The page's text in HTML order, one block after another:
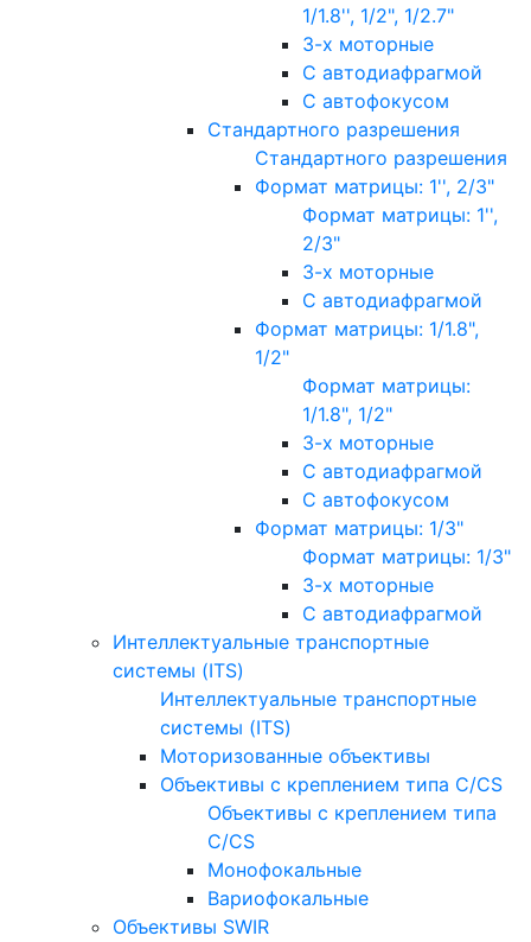
1/1.8'', 1/2", 1/2.7"
3-х моторные
С автодиафрагмой
С автофокусом
Стандартного разрешения
Стандартного разрешения
Формат матрицы: 1'', 2/3"
Формат матрицы: 1'',
2/3"
3-х моторные
С автодиафрагмой
Формат матрицы: 1/1.8",
1/2"
Формат матрицы:
1/1.8", 1/2"
3-х моторные
С автодиафрагмой
С автофокусом
Формат матрицы: 1/3"
Формат матрицы: 1/3"
3-х моторные
С автодиафрагмой
Интеллектуальные транспортные
системы (ITS)
Интеллектуальные транспортные
системы (ITS)
Моторизованные объективы
Объективы с креплением типа C/CS
Объективы с креплением типа
C/CS
Монофокальные
Вариофокальные
Объективы SWIR